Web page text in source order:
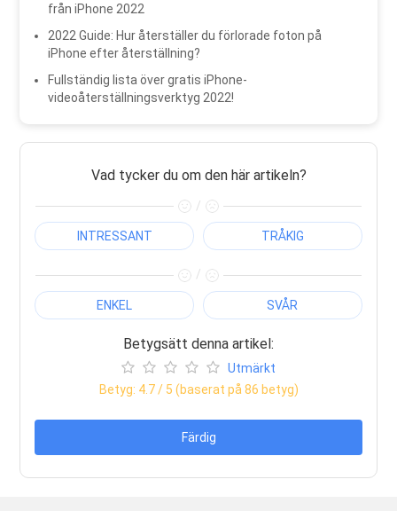
från iPhone 2022
2022 Guide: Hur återställer du förlorade foton på
iPhone efter återställning?
Fullständig lista över gratis iPhone-
videoåterställningsverktyg 2022!
Vad tycker du om den här artikeln?
/
INTRESSANT TRÅKIG
/
ENKEL SVÅR
Betygsätt denna artikel:
Utmärkt
Betyg: 4.7/ 5 (baserat på86 betyg)
Färdig